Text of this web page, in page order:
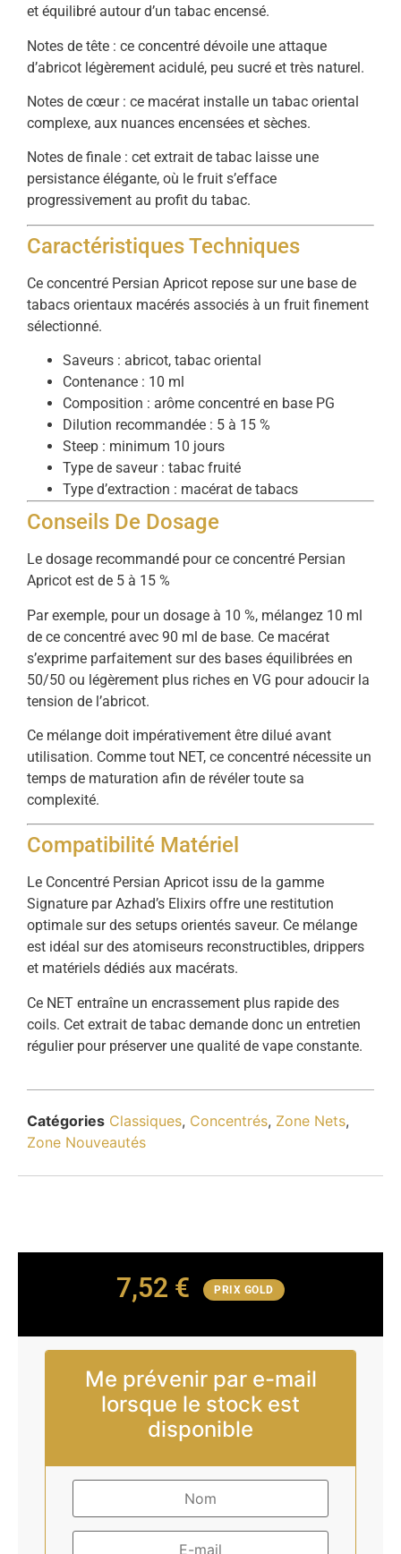
et équilibré autour d’un tabac encensé.
Notes de tête : ce concentré dévoile une attaque
d’abricot légèrement acidulé, peu sucré et très naturel.
Notes de cœur : ce macérat installe un tabac oriental
complexe, aux nuances encensées et sèches.
Notes de finale : cet extrait de tabac laisse une
persistance élégante, où le fruit s’efface
progressivement au profit du tabac.
Caractéristiques Techniques
Ce concentré Persian Apricot repose sur une base de
tabacs orientaux macérés associés à un fruit finement
sélectionné.
Saveurs : abricot, tabac oriental
Contenance : 10 ml
Composition : arôme concentré en base PG
Dilution recommandée : 5 à 15 %
Steep : minimum 10 jours
Type de saveur : tabac fruité
Type d’extraction : macérat de tabacs
Conseils De Dosage
Le dosage recommandé pour ce concentré Persian
Apricot est de 5 à 15 %
Par exemple, pour un dosage à 10 %, mélangez 10 ml
de ce concentré avec 90 ml de base. Ce macérat
s’exprime parfaitement sur des bases équilibrées en
50/50 ou légèrement plus riches en VG pour adoucir la
tension de l’abricot.
Ce mélange doit impérativement être dilué avant
utilisation. Comme tout NET, ce concentré nécessite un
temps de maturation afin de révéler toute sa
complexité.
Compatibilité Matériel
Le Concentré Persian Apricot issu de la gamme
Signature par Azhad’s Elixirs offre une restitution
optimale sur des setups orientés saveur. Ce mélange
est idéal sur des atomiseurs reconstructibles, drippers
et matériels dédiés aux macérats.
Ce NET entraîne un encrassement plus rapide des
coils. Cet extrait de tabac demande donc un entretien
régulier pour préserver une qualité de vape constante.
Catégories Classiques, Concentrés, Zone Nets,
Zone Nouveautés
7,52 € PRIX GOLD
Me prévenir par e-mail
lorsque le stock est
disponible